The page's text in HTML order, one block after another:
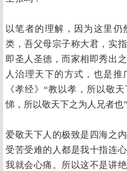
以笔者的理解，因为这里仍
类，吾父母宗子称大君，实
即圣人圣德，而家相即秀出
人治理天下的方式，也是推
《孝经》“教以孝，所以敬
悌，所以敬天下之为人兄者也”
爱敬天下人的极致是四海之
受苦受难的人都是我十指连
我就会心痛。所以这不是讲